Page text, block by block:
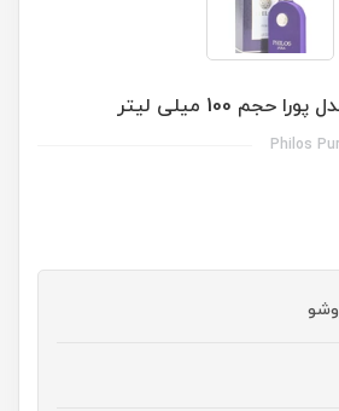
100 میلی لیتر
Philos